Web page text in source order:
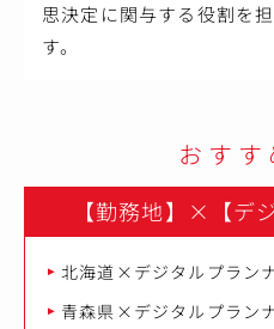
思決定に関与する役割を
す。
おすす
【勤務地】 × 【デ
北海道×デジタルプラン
青森県×デジタルプラン